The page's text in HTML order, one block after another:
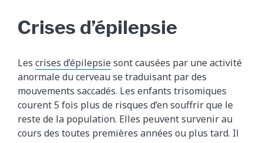
Crises d’épilepsie
Les crises d’épilepsiesont causées par une activité
anormale du cerveau se traduisant par des
mouvements saccadés. Les enfants trisomiques
courent 5 fois plus de risques d’en souffrir que le
reste de la population. Elles peuvent survenir au
cours des toutes premières années ou plus tard. Il